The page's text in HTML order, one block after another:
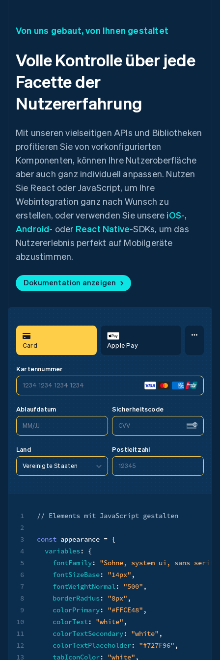
Von uns gebaut, von Ihnen gestaltet
Volle Kontrolle über jede
Facette der
Nutzererfahrung
Mit unseren vielseitigen APIs und Bibliotheken
profitieren Sie von vorkonfigurierten
Komponenten, können Ihre Nutzeroberfläche
aber auch ganz individuell anpassen. Nutzen
Sie React oder JavaScript, um Ihre
Webintegration ganz nach Wunsch zu
erstellen, oder verwenden Sie unsere iOS-,
Android- oder React Native-SDKs, um das
Nutzererlebnis perfekt auf Mobilgeräte
abzustimmen.
Dokumentation anzeigen
Card Apple Pay
Kartennummer
1234 1234 1234 1234
Ablaufdatum
MM/JJ
Sicherheitscode
CVV
Land
Vereinigte Staaten
Postleitzahl
12345
Card Google Pay
1234 1234 1234 1234
MM/JJ CVV
Vereinigte Staaten 90210
Card Apple Pay
1234 1234 1234 1234
MM/JJ CVV
Vereinigte Staaten 90210
1
2
3
4
5
6
7
8
9
10
11
12
13
// Elements mit JavaScript gestalten
const appearance = {
variables:
{
fontFamily: "Sohne, system-ui, sans-serif"
fontSizeBase: "14px" ,
fontWeightNormal: "500" ,
borderRadius: "8px" ,
colorPrimary: "#FFCE48" ,
colorText: "white" ,
colorTextSecondary: "white" ,
colorTextPlaceholder: "#727F96" ,
tabIconColor: "white" ,